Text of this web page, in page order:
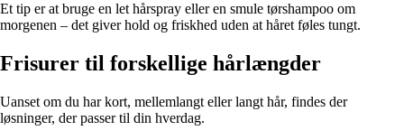
Et tip er at bruge en let hårspray eller en smule tørshampoo om
morgenen – det giver hold og friskhed uden at håret føles tungt.
Frisurer til forskellige hårlængder
Uanset om du har kort, mellemlangt eller langt hår, findes der
løsninger, der passer til din hverdag.